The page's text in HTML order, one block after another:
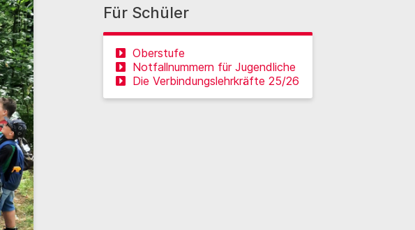
Für Schüler
Oberstufe
Notfallnummern für Jugendliche
Die Verbindungslehrkräfte 25/26